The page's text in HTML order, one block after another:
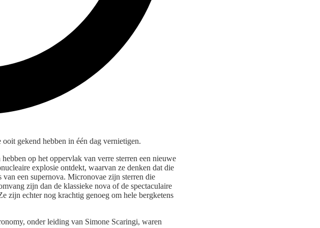
gekend hebben in één dag vernietigen.
op het oppervlak van verre sterren een nieuwe
explosie ontdekt, waarvan ze denken dat die
van een supernova. Micronovae zijn sterren die
zijn dan de klassieke nova of de spectaculaire
zijn echter nog krachtig genoeg om hele bergketens
onder leiding van Simone Scaringi, waren